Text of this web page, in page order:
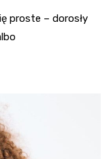
proste – dorosły